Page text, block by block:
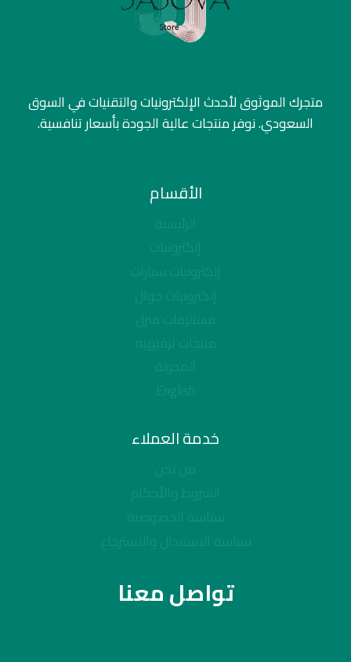
متجرك الموثوق لأحدث الإلكترونيات والتقنيات في السوق
السعودي. نوفر منتجات عالية الجودة بأسعار تنافسية.
الأقسام
الرئيسية
إلكترونيات
إلكترونيات سيارات
إلكترونيات جوال
مستلزمات منزل
منتجات ترفيهيه
المدونة
English
خدمة العملاء
من نحن
الشروط والأحكام
سياسة الخصوصية
سياسة الاستبدال والاسترجاع
تواصل معنا